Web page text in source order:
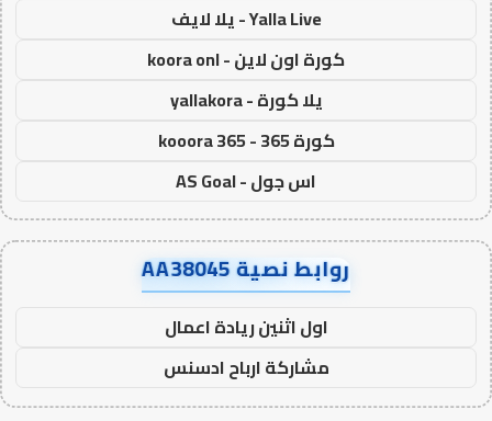
Yalla Live - يلا لايف
كورة اون لاين - koora onl
يلا كورة - yallakora
كورة 365 - kooora 365
اس جول - AS Goal
روابط نصية AA38045
اول اثنين ريادة اعمال
مشاركة ارباح ادسنس